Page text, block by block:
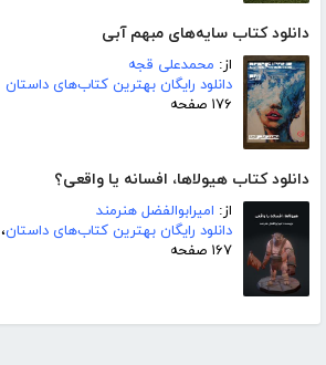
دانلود کتاب سایه‌های مبهم آبی
از: محمدعلی قجه
دانلود رایگان بهترین کتاب‌های داستان
۱۷۶ صفحه
دانلود کتاب هیولاها، افسانه یا واقعی؟
از: امیرابوالفضل هنرمند
دانلود رایگان بهترین کتاب‌های داستان،
۱۶۷ صفحه